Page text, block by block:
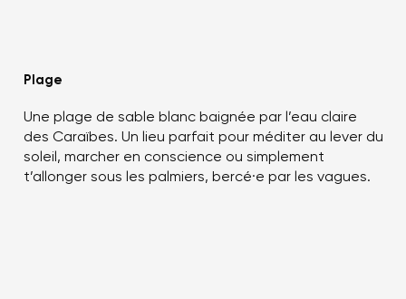
Plage
Une plage de sable blanc baignée par l’eau claire
des Caraïbes. Un lieu parfait pour méditer au lever du
soleil, marcher en conscience ou simplement
t’allonger sous les palmiers, bercé·e par les vagues.